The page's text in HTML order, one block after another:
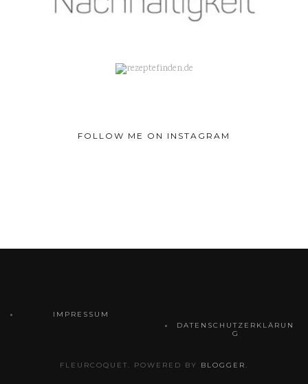
FOLLOW ME ON INSTAGRAM
IMPRESSUM
DATENSCHUTZERKLÄRUN
G
FLEURCOQUET. POWERED BY BLOGGER.